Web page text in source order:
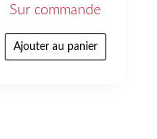
Sur commande
Ajouter au panier